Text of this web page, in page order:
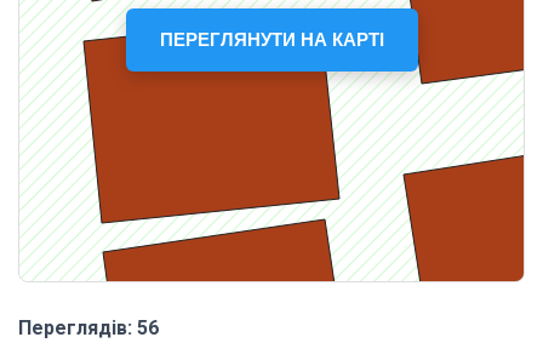
ПЕРЕГЛЯНУТИ НА КАРТІ
Переглядів: 56